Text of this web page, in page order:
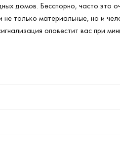
домов. Бесспорно, часто это
только материальные, но и
оповестит вас при